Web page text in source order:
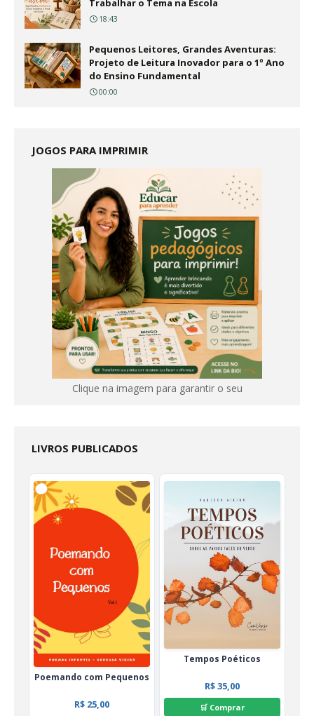
Trabalhar o Tema na Escola
18:43
Pequenos Leitores, Grandes Aventuras:
Projeto de Leitura Inovador para o 1º Ano
do Ensino Fundamental
00:00
JOGOS PARA IMPRIMIR
Clique na imagem para garantir o seu
LIVROS PUBLICADOS
Poemando com Pequenos
R$ 25,00
Tempos Poéticos
R$ 35,00
🛒 Comprar